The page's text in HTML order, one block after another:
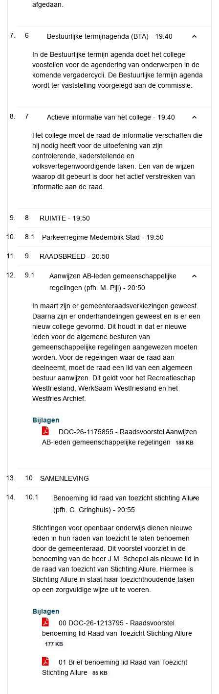
afgedaan.
6 Bestuurlijke termijnagenda (BTA) - 19:40
In de Bestuurlijke termijn agenda doet het college
voostellen voor de agendering van onderwerpen in de
komende vergadercycli. De Bestuurlijke termijn agenda
wordt ter vaststelling voorgelegd aan de commissie.
7 Actieve informatie van het college - 19:40
Het college moet de raad de informatie verschaffen die
hij nodig heeft voor de uitoefening van zijn
controlerende, kaderstellende en
volksvertegenwoordigende taken. Een van de wijzen
waarop dit gebeurt is door het actief verstrekken van
informatie aan de raad.
8 RUIMTE - 19:50
8.1 Parkeerregime Medemblik Stad - 19:50
9 RAADSBREED - 20:50
9.1
Aanwijzen AB-leden gemeenschappelijke
regelingen (pfh. M. Pijl) - 20:50
In maart zijn er gemeenteraadsverkiezingen geweest.
Daarna zijn er onderhandelingen geweest en is er een
nieuw college gevormd. Dit houdt in dat er nieuwe
leden voor de algemene besturen van
gemeenschappelijke regelingen aangewezen moeten
worden. Voor de regelingen waar de raad aan
deelneemt, moet de raad een lid van een algemeen
bestuur aanwijzen. Dit geldt voor het Recreatieschap
Westfriesland, WerkSaam Westfriesland en het
Westfries Archief.
Bijlagen
DOC-26-1175855 - Raadsvoorstel Aanwijzen
AB-leden gemeenschappelijke regelingen
188 KB
10 SAMENLEVING
10.1
Benoeming lid raad van toezicht stichting Allure
(pfh. G. Gringhuis) - 20:55
Stichtingen voor openbaar onderwijs dienen nieuwe
leden in hun raden van toezicht te laten benoemen
door de gemeenteraad. Dit voorstel voorziet in de
benoeming van de heer J.M. Schepel als nieuwe lid in
de raad van toezicht van Stichting Allure. Hiermee is
Stichting Allure in staat haar toezichthoudende taken
op een zorgvuldige wijze uit te voeren.
Bijlagen
00 DOC-26-1213795 - Raadsvoorstel
benoeming lid Raad van Toezicht Stichting Allure
177 KB
01 Brief benoeming lid Raad van Toezicht
Stichting Allure
85 KB